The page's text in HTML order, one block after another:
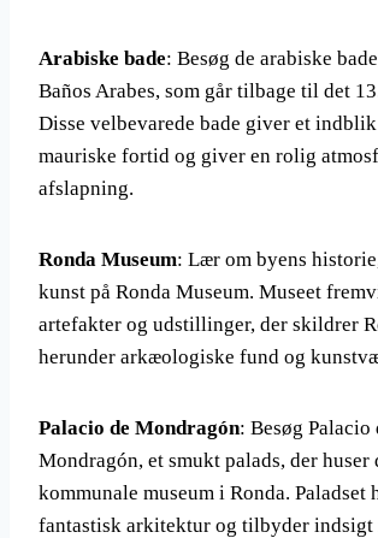
Arabiske bade: Besøg de arabiske
Baños Arabes, som går tilbage til det
Disse velbevarede bade giver et
mauriske fortid og giver en rolig
afslapning.
Ronda Museum: Lær om byens
kunst på Ronda Museum. Museet
artefakter og udstillinger, der skildrer
herunder arkæologiske fund og
Palacio de Mondragón: Besøg Palacio
Mondragón, et smukt palads, der huser
kommunale museum i Ronda. Paladset
fantastisk arkitektur og tilbyder indsigt